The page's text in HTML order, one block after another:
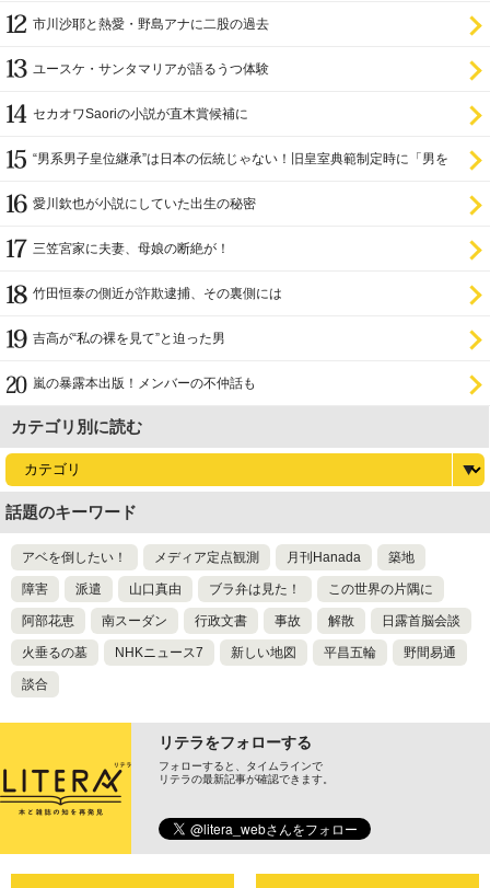
市川沙耶と熱愛・野島アナに二股の過去
ユースケ・サンタマリアが語るうつ体験
セカオワSaoriの小説が直木賞候補に
“男系男子皇位継承”は日本の伝統じゃない！旧皇室典範制定時に「男を
愛川欽也が小説にしていた出生の秘密
三笠宮家に夫妻、母娘の断絶が！
竹田恒泰の側近が詐欺逮捕、その裏側には
吉高が“私の裸を見て”と迫った男
嵐の暴露本出版！メンバーの不仲話も
カテゴリ別に読む
話題のキーワード
アベを倒したい！ メディア定点観測 月刊Hanada 築地
障害 派遣 山口真由 ブラ弁は見た！ この世界の片隅に
阿部花恵 南スーダン 行政文書 事故 解散 日露首脳会談
火垂るの墓 NHKニュース7 新しい地図 平昌五輪 野間易通
談合
リテラをフォローする
フォローすると、タイムラインで
リテラの最新記事が確認できます。